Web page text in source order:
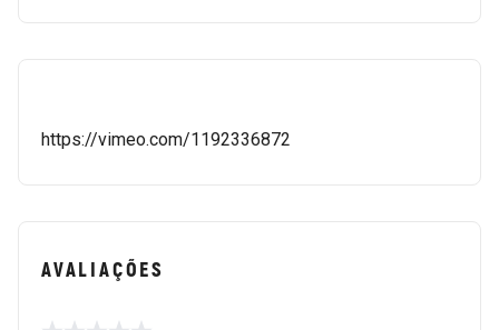
https://vimeo.com/1192336872
AVALIAÇÕES